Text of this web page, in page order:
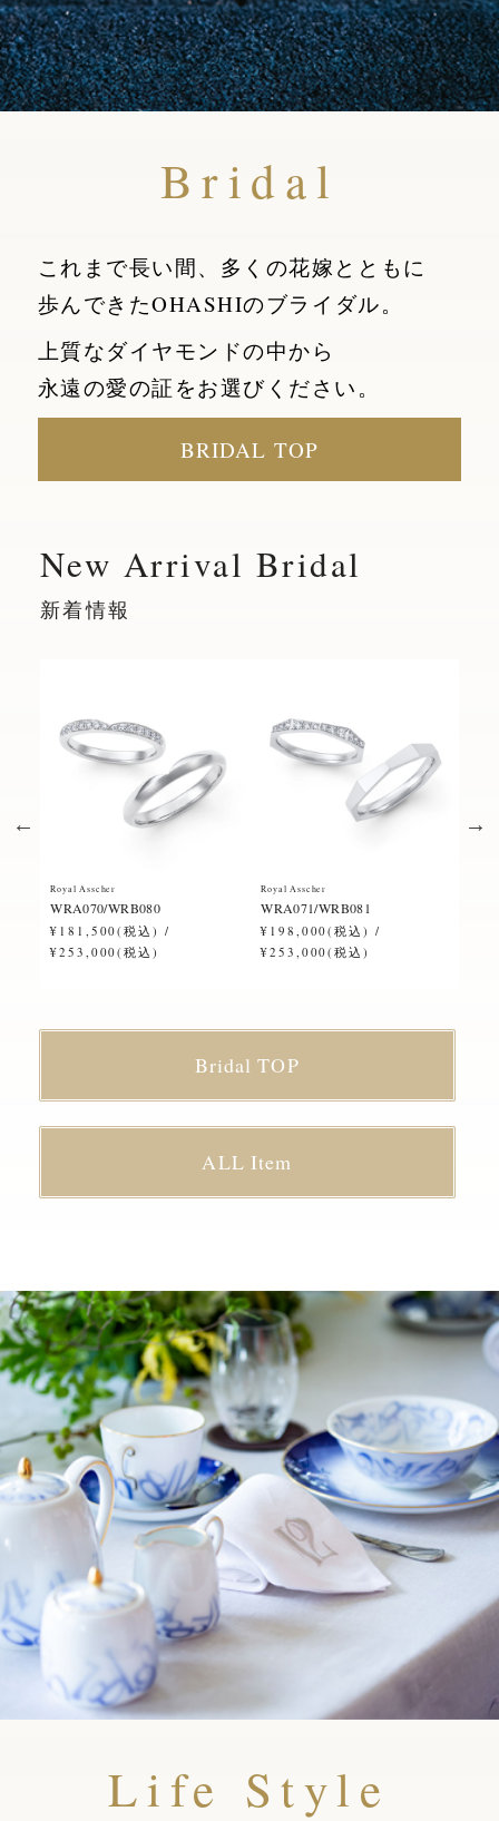
Bridal
これまで長い間、多くの花嫁とともに
歩んできたOHASHIのブライダル。
上質なダイヤモンドの中から
永遠の愛の証をお選びください。
BRIDAL TOP
New Arrival Bridal
新着情報
Royal Asscher
WRA070/WRB080
¥181,500(税込) /
¥253,000(税込)
Royal Asscher
WRA071/WRB081
¥198,000(税込) /
¥253,000(税込)
Bridal TOP
ALL Item
Life Style